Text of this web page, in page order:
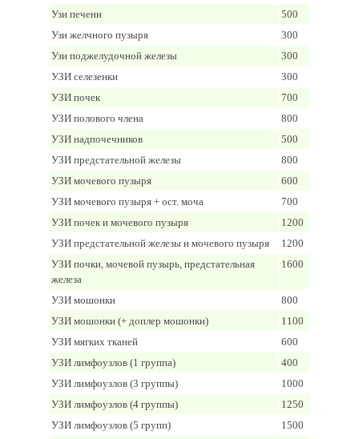
Узи печени
500
Узи желчного пузыря
300
Узи поджелудочной железы
300
УЗИ селезенки
300
УЗИ почек
700
УЗИ полового члена
800
УЗИ надпочечников
500
УЗИ предстательной железы
800
УЗИ мочевого пузыря
600
УЗИ мочевого пузыря + ост. моча
700
УЗИ почек и мочевого пузыря
1200
УЗИ предстательной железы и мочевого пузыря
1200
УЗИ почки, мочевой пузырь, предстательная
железа
1600
УЗИ мошонки
800
УЗИ мошонки (+ доплер мошонки)
1100
УЗИ мягких тканей
600
УЗИ лимфоузлов (1 группа)
400
УЗИ лимфоузлов (3 группы)
1000
УЗИ лимфоузлов (4 группы)
1250
УЗИ лимфоузлов (5 групп)
1500